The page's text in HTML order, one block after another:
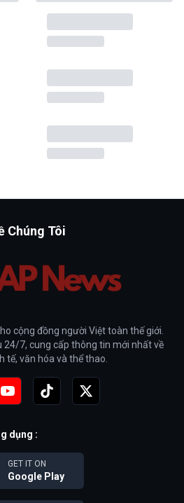
Chúng Tôi
cộng đồng người Việt toàn thế giới.
7, cung cấp thông tin mới nhất về
tế, văn hóa và thể thao.
dụng :
GET IT ON
Google Play